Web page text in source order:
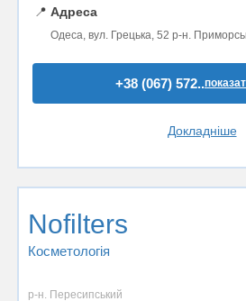
📍 Адреса
Одеса, вул. Грецька, 52 р-н.
+38 (067) 572..
Докладніше
Nofilters
Косметологія
р-н. Пересипський